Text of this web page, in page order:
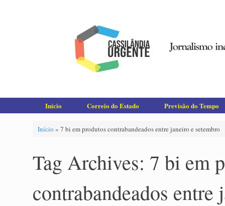
Início Correio do Estado Previsão do Tempo
Início » 7 bi em produtos contrabandeados entre janeiro e setembro
Tag Archives: 7 bi em
contrabandeados entre